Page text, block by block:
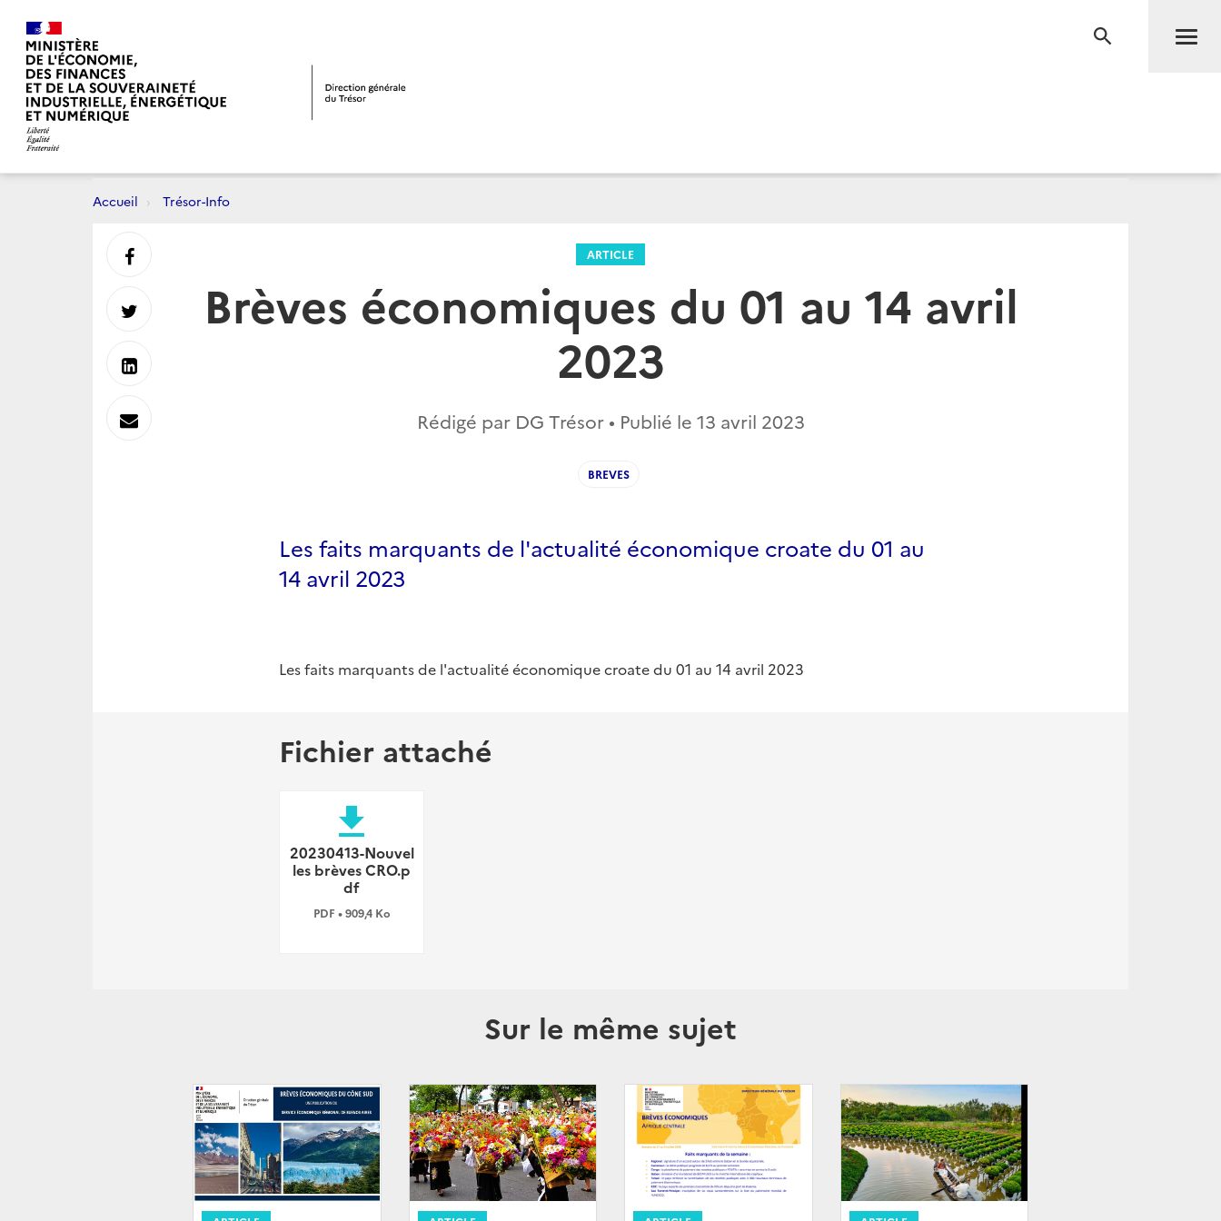
RECHERCHE
Accueil Trésor-Info
ARTICLE
Brèves économiques du 01 au 14 avril
2023
Rédigé par DG Trésor • Publié le 13 avril 2023
BREVES
Les faits marquants de l'actualité économique croate du 01 au
14 avril 2023
Les faits marquants de l'actualité économique croate du 01 au 14 avril 2023
Fichier attaché
file_download
20230413-Nouvel
les brèves CRO.p
df
PDF • 909,4 Ko
Sur le même sujet
Partager
sur
Partager
sur
Partager
sur
Envoyer